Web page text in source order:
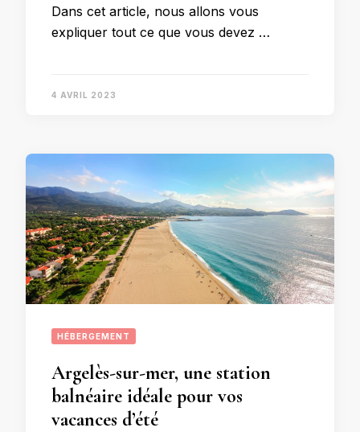
Dans cet article, nous allons vous
expliquer tout ce que vous devez …
4 AVRIL 2023
HÉBERGEMENT
Argelès-sur-mer, une station
balnéaire idéale pour vos
vacances d’été